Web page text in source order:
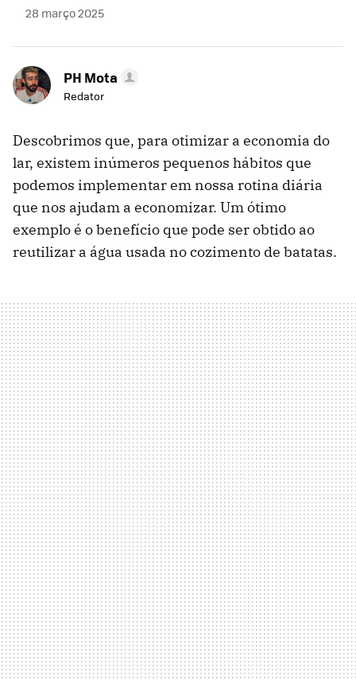
28 março 2025
PH Mota
Redator
Descobrimos que, para otimizar a economia do
lar, existem inúmeros pequenos hábitos que
podemos implementar em nossa rotina diária
que nos ajudam a economizar. Um ótimo
exemplo é o benefício que pode ser obtido ao
reutilizar a água usada no cozimento de batatas.